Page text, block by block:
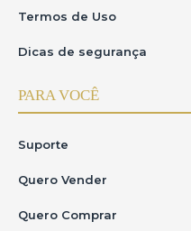
Termos de Uso
Dicas de segurança
PARA VOCÊ
Suporte
Quero Vender
Quero Comprar